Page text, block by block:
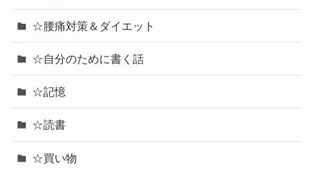
☆腰痛対策＆ダイエット
☆自分のために書く話
☆記憶
☆読書
☆買い物